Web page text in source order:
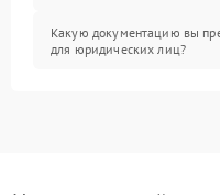
Какую документацию вы
для юридических лиц?